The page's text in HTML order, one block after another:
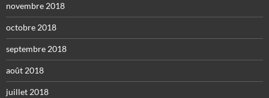
novembre 2018
octobre 2018
septembre 2018
août 2018
juillet 2018